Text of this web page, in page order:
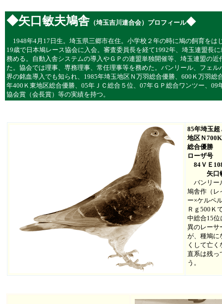
◆矢口敏夫鳩舎 （埼玉吉川連合会）プロフィール◆
1948年4月17日生。埼玉県三郷市在住。小学校２年の時に鳩の飼育をは
19歳で日本鳩レース協会に入会。審査委員長を経て1992年、埼玉連盟長
務める。自動入舎システムの導入やＧＰの連盟単独開催等、埼玉連盟の近
た。協会では理事、専務理事、常任理事等を務めた。バンリール、フェル
界の銘血導入でも知られ、1985年埼玉地区Ｎ万羽総合優勝、600Ｋ万羽総
年400Ｋ東地区総合優勝、05年ＪＣ総合５位、07年ＧＰ総合ワンツー、09
協会賞（会長賞）等の実績を持つ。
85年埼玉超
地区Ｎ
総合優勝
ローザ号
84ＶＥ
矢口敏
バンリー
鳩舎作（レ
ー×ケルペ
Ｒｇ500Ｋ
中総合15位
異のレーサ
が、種鳩に
くして亡
直系は残っ
う。